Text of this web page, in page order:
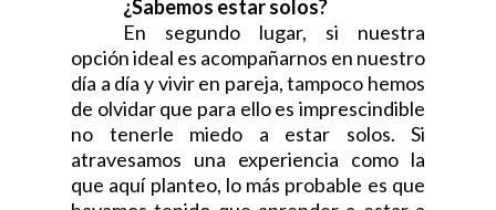
¿Sabemos estar solos?
En segundo lugar, si nuestra
opción ideal es acompañarnos en nuestro
día a día y vivir en pareja, tampoco hemos
de olvidar que para ello es imprescindible
no tenerle miedo a estar solos. Si
atravesamos una experiencia como la
que aquí planteo, lo más probable es que